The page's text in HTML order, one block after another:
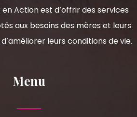
en Action est d’offrir des services
aux besoins des mères et leurs
leurs conditions de vie.
Menu